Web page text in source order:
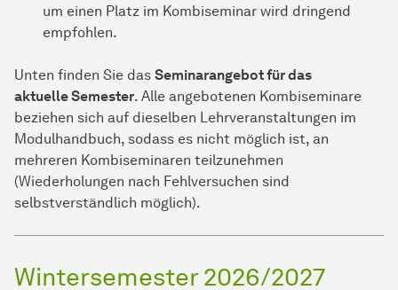
um einen Platz im Kombiseminar wird dringend
empfohlen.
Unten finden Sie das Seminarangebot für das
aktuelle Semester. Alle angebotenen Kombiseminare
beziehen sich auf dieselben Lehrveranstaltungen im
Modulhandbuch, sodass es nicht möglich ist, an
mehreren Kombiseminaren teilzunehmen
(Wiederholungen nach Fehlversuchen sind
selbstverständlich möglich).
Wintersemester 2026/2027